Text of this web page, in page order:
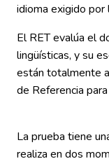
idioma exigido por
El RET evalúa el
lingüísticas, y su
están totalmente
de Referencia
La prueba tiene
realiza en dos